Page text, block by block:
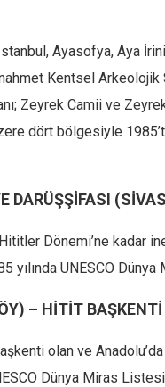
Ayasofya, Aya
Kentsel
Zeyrek Camii ve
dört bölgesiyle
DARÜŞŞİFASI
Dönemi’ne kadar
yılında UNESCO
– HİTİT
olan ve
Dünya Miras